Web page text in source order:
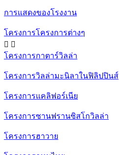
การแสดงของโรงงาน
โครงการโครงการต่างๆ
 
โครงการกาตาร์วิลล่า
โครงการวิลล่ามะนิลาในฟิลิปปินส์
โครงการแคลิฟอร์เนีย
โครงการซานฟรานซิสโกวิลล่า
โครงการฮาวาย